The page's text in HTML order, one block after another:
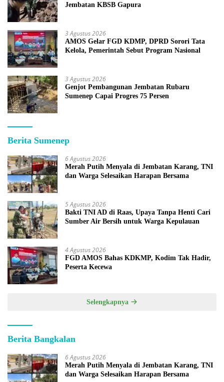
Jembatan KBSB Gapura
3 Agustus 2026
AMOS Gelar FGD KDMP, DPRD Sorori Tata
Kelola, Pemerintah Sebut Program Nasional
3 Agustus 2026
Genjot Pembangunan Jembatan Rubaru
Sumenep Capai Progres 75 Persen
Berita Sumenep
6 Agustus 2026
Merah Putih Menyala di Jembatan Karang, TNI
dan Warga Selesaikan Harapan Bersama
5 Agustus 2026
Bakti TNI AD di Raas, Upaya Tanpa Henti Cari
Sumber Air Bersih untuk Warga Kepulauan
4 Agustus 2026
FGD AMOS Bahas KDKMP, Kodim Tak Hadir,
Peserta Kecewa
Selengkapnya
Berita Bangkalan
6 Agustus 2026
Merah Putih Menyala di Jembatan Karang, TNI
dan Warga Selesaikan Harapan Bersama